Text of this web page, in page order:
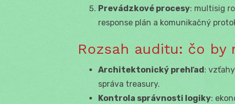
Prevádzkové procesy: multisig
response plán a komunikačný
Rozsah auditu: čo by
Architektonický prehľad :
správa treasury.
Kontrola správnosti logiky: